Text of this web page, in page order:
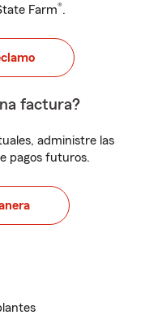
Farm®.
factura?
administre las
pagos futuros.